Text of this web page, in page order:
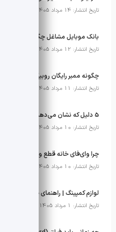
تاریخ انتشار: 14 مرداد 1405
بانک موبایل مشاغل چگونه به بهبود
تاریخ انتشار: 12 مرداد 1405
چگونه ممبر رایگان روبیکا بگیریم؟ معرفی 6 روش موثر و
تاریخ انتشار: 11 مرداد 1405
تاریخ انتشار: 10 مرداد 1405
چرا وای‌فای خانه قطع و وصل می‌شود؟ 5 دلیل رایج و راهکار آن
تاریخ انتشار: 10 مرداد 1405
تاریخ انتشار: 1 مرداد 1405